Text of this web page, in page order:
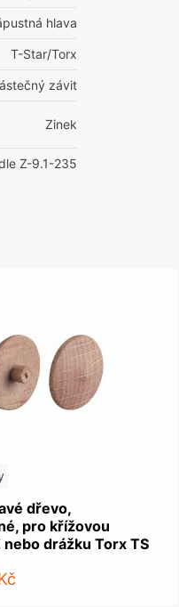
hlava
T-Star/Torx
závit
Zinek
Z-9.1-235
dřevo,
pro křížovou
nebo drážku Torx TS